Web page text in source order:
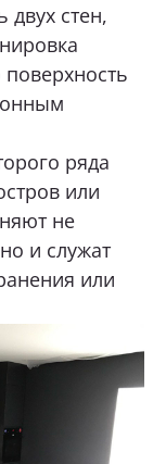
стен,
ряда
или
не
и служат
или